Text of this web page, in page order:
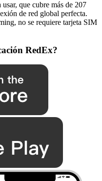
que cubre más de 207
de red global perfecta.
no se requiere tarjeta SIM
RedEx?